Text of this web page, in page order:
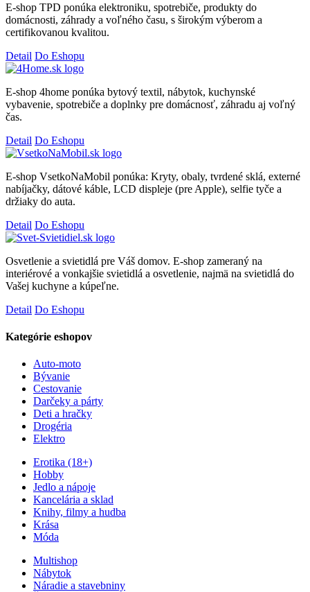
E-shop TPD ponúka elektroniku, spotrebiče, produkty do
domácnosti, záhrady a voľného času, s širokým výberom a
certifikovanou kvalitou.
Detail Do Eshopu
E-shop 4home ponúka bytový textil, nábytok, kuchynské
vybavenie, spotrebiče a doplnky pre domácnosť, záhradu aj voľný
čas.
Detail Do Eshopu
E-shop VsetkoNaMobil ponúka: Kryty, obaly, tvrdené sklá, externé
nabíjačky, dátové káble, LCD displeje (pre Apple), selfie tyče a
držiaky do auta.
Detail Do Eshopu
Osvetlenie a svietidlá pre Váš domov. E-shop zameraný na
interiérové a vonkajšie svietidlá a osvetlenie, najmä na svietidlá do
Vašej kuchyne a kúpeľne.
Detail Do Eshopu
Kategórie eshopov
Auto-moto
Bývanie
Cestovanie
Darčeky a párty
Deti a hračky
Drogéria
Elektro
Erotika (18+)
Hobby
Jedlo a nápoje
Kancelária a sklad
Knihy, filmy a hudba
Krása
Móda
Multishop
Nábytok
Náradie a stavebniny